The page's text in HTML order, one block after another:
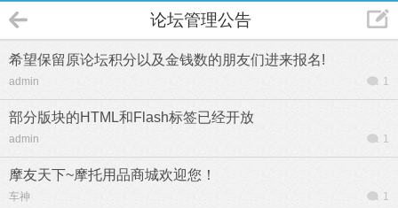
论坛管理公告
希望保留原论坛积分以及金钱数的朋友们进来报名!
admin 1
部分版块的HTML和Flash标签已经开放
admin 1
摩友天下~摩托用品商城欢迎您！
车神 1